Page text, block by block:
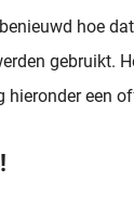
hoe
gebruikt.
hieronder een